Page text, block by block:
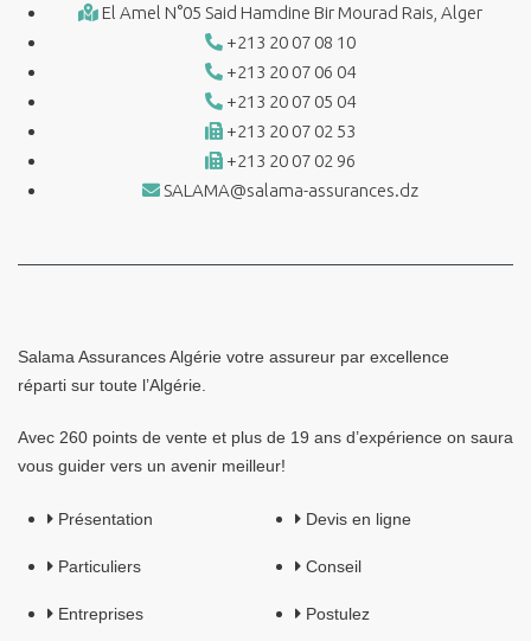
El Amel N°05 Said Hamdine Bir Mourad Rais, Alger
+213 20 07 08 10
+213 20 07 06 04
+213 20 07 05 04
+213 20 07 02 53
+213 20 07 02 96
SALAMA@salama-assurances.dz
Salama Assurances Algérie votre assureur par excellence
réparti sur toute l’Algérie.
Avec 260 points de vente et plus de 19 ans d’expérience on saura
vous guider vers un avenir meilleur!
Présentation
Particuliers
Entreprises
Devis en ligne
Conseil
Postulez